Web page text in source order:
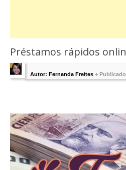
Préstamos rápidos
Autor: Fernanda Freites +